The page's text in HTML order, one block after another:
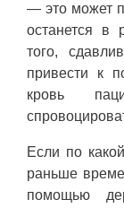
— это может
останется в
того,
привести к
кровь
Если по
раньше
помощью